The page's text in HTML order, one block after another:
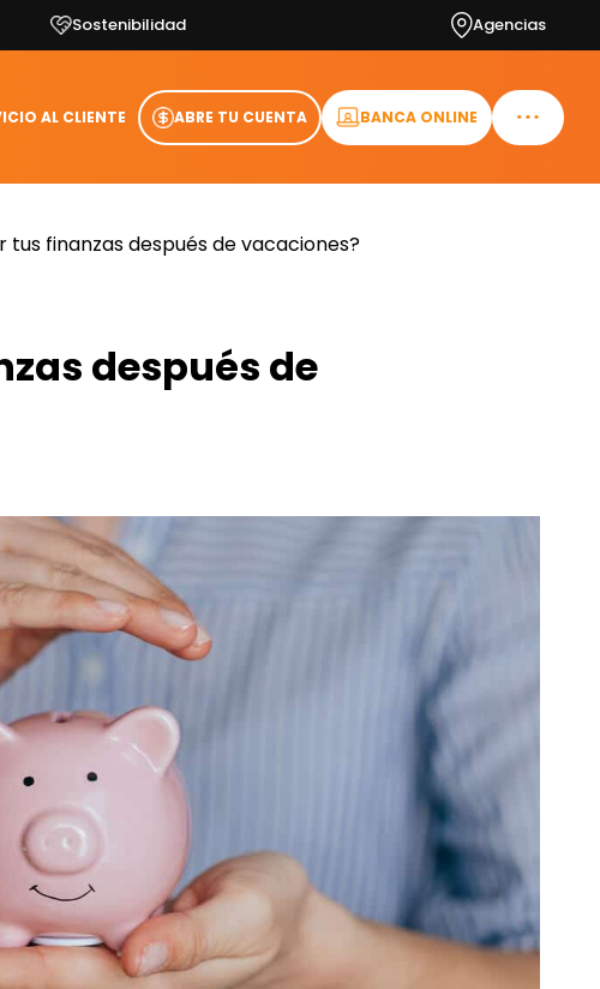
Sostenibilidad Agencias
AL CLIENTE ABRE TU CUENTA BANCA ONLINE
finanzas después de vacaciones?
después de